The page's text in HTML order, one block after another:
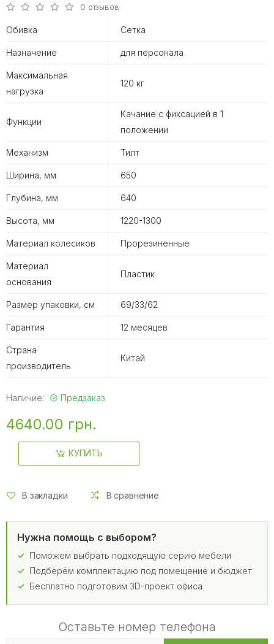
0 отзывов
Обивка Сетка
Назначение для персонала
Максимальная
нагрузка
120 кг
Функции
Качание с фиксацией в 1
положении
Механизм Тилт
Ширина, мм 650
Глубина, мм 640
Высота, мм 1220-1300
Материал колесиков Прорезиненные
Материал
основания
Пластик
Размер упаковки, см 69/33/62
Гарантия 12 месяцев
Страна
производитель
Китай
Наличие: Предзаказ
4640.00 грн.
КУПИТЬ
В закладки В сравнение
Нужна помощь с выбором?
Поможем выбрать подходящую серию мебели
Подберём комплектацию под помещение и бюджет
Бесплатно подготовим 3D-проект офиса
Оставьте номер телефона